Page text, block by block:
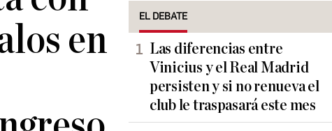
en
EL DEBATE
Las diferencias entre
Vinicius y el Real Madrid
persisten y si no renueva el
club le traspasará este mes